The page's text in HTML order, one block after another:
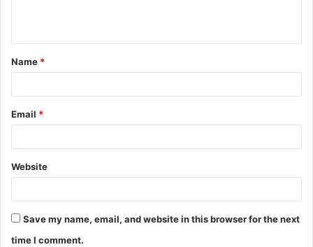
Name *
Email *
Website
Save my name, email, and website in this browser for the next
time I comment.